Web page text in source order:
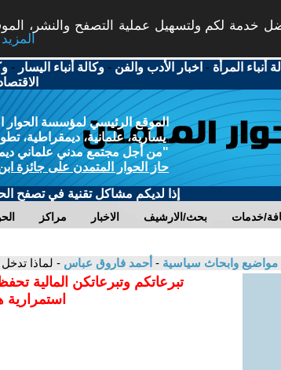
خدمة لكم ولتسهيل عملية التصفح والنشر،
More info - المزيد
أنباء المرأة - اخبار الأدب والفن -وكالة أنباء اليسار -
الموقع الرئيسي لمؤسسة الحوار
يسارية، علمانية، ديمقراطية،
"من أجل مجتمع مدني علماني
حاز الحوار المتمدن على جائزة
إذا لديكم مشاكل تقنية في تصفح
مراكز الاخبار بحث/الارشيف خدمات
مواضيع وابحاث سياسية - أحمد فاروق عباس - لماذا
تبرعاتكم وتبرعاتكن المالية
استمرارية